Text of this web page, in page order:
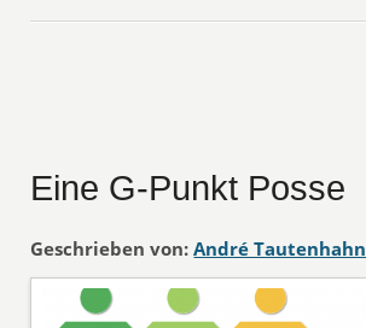
Eine G-Punkt Posse
Geschrieben von: André Tautenhahn